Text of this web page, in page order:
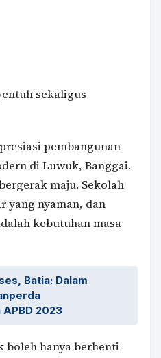
sekaligus
pembangunan
di Luwuk, Banggai.
maju. Sekolah
yang nyaman, dan
kebutuhan masa
Batia: Dalam
2023
boleh hanya berhenti